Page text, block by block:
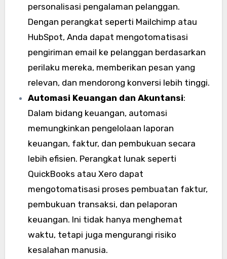
personalisasi pengalaman pelanggan.
Dengan perangkat seperti Mailchimp atau
HubSpot, Anda dapat mengotomatisasi
pengiriman email ke pelanggan berdasarkan
perilaku mereka, memberikan pesan yang
relevan, dan mendorong konversi lebih tinggi.
Automasi Keuangan dan Akuntansi:
Dalam bidang keuangan, automasi
memungkinkan pengelolaan laporan
keuangan, faktur, dan pembukuan secara
lebih efisien. Perangkat lunak seperti
QuickBooks atau Xero dapat
mengotomatisasi proses pembuatan faktur,
pembukuan transaksi, dan pelaporan
keuangan. Ini tidak hanya menghemat
waktu, tetapi juga mengurangi risiko
kesalahan manusia.